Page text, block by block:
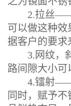
2.拉丝——
可以做这种效
据客户的要求
3.网纹，斜
路间隙大小可
4.镭射——
同时，赋予